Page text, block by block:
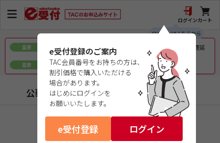
ログイン
ログインはこちらから
e受付登録のご案内
TAC会員番号をお持ちの方は、
割引価格で購入いただける
場合があります。
はじめにログインを
お願いいたします。
e受付登録 ログイン
カート
重要
令和8年熊本地震で被災された皆様へのお見舞いとお届け遅延
について
重要 ｅ会員証／ｅ受験票（PDFデータ）について
公務員（地方上級・市役所・国家一般職）
商品コード：1727260MW1
２０２７年合格目標